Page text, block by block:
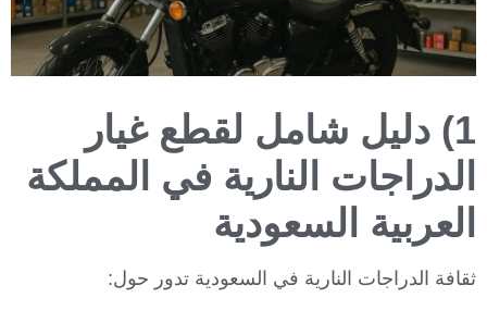
1) دليل شامل لقطع غيار
الدراجات النارية في المملكة
العربية السعودية
ثقافة الدراجات النارية في السعودية تدور حول: